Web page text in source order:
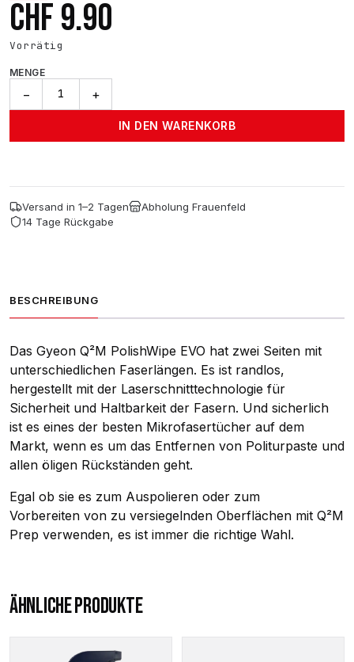
CHF9.90
Vorrätig
MENGE
−
PolishWipe
+
IN DEN WARENKORB
Versand in 1–2 Tagen
Abholung Frauenfeld
14 Tage Rückgabe
BESCHREIBUNG
Das Gyeon Q²M PolishWipe EVO hat zwei Seiten mit
unterschiedlichen Faserlängen. Es ist randlos,
hergestellt mit der Laserschnitttechnologie für
Sicherheit und Haltbarkeit der Fasern. Und sicherlich
ist es eines der besten Mikrofasertücher auf dem
Markt, wenn es um das Entfernen von Politurpaste und
allen öligen Rückständen geht.
Egal ob sie es zum Auspolieren oder zum
Vorbereiten von zu versiegelnden Oberflächen mit Q²M
Prep verwenden, es ist immer die richtige Wahl.
ÄHNLICHE PRODUKTE